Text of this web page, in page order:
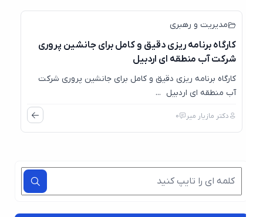
مدیریت و رهبری
کارگاه برنامه ریزی دقیق و کامل برای جانشین پروری
شرکت آب منطقه ای اردبیل
کارگاه برنامه ریزی دقیق و کامل برای جانشین پروری شرکت
آب منطقه ای اردبیل ...
دکتر مازیار میر 0